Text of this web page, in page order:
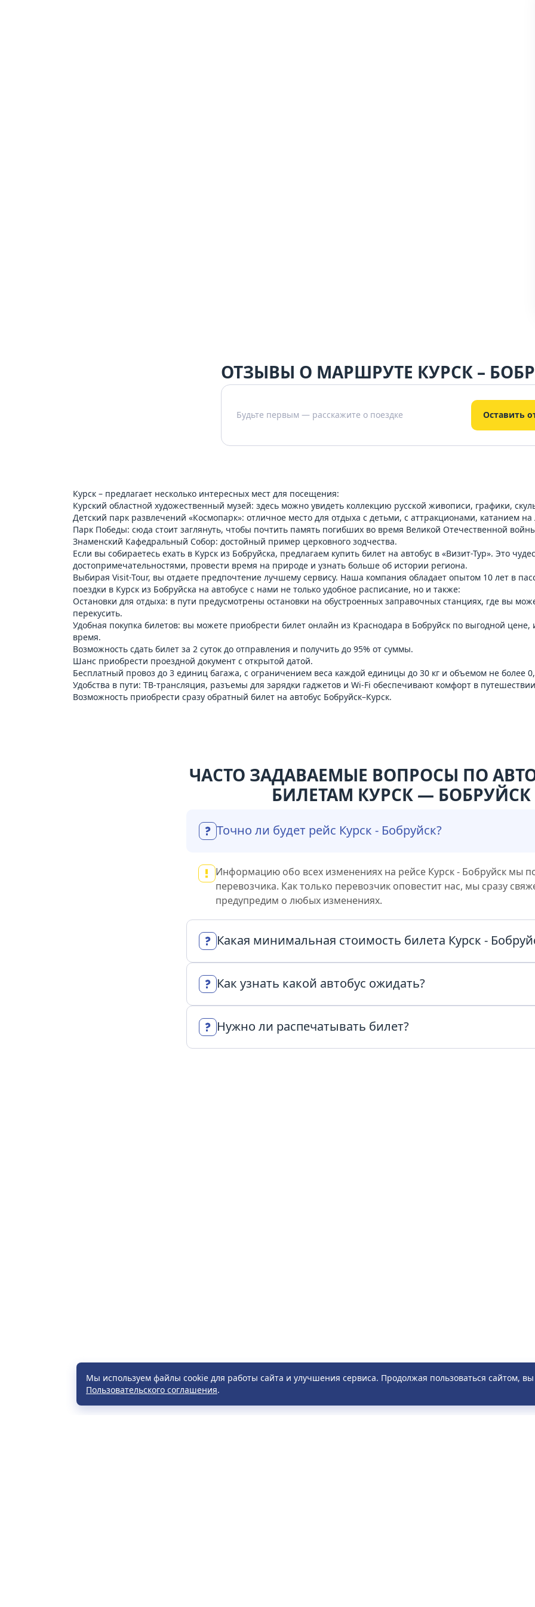
ОТЗЫВЫ О МАРШРУТЕ КУРСК –
Будьте первым — расскажите о поездке Оставить
Курск – предлагает несколько интересных мест для посещения:
Курский областной художественный музей: здесь можно увидеть коллекцию русской живописи, графики,
Детский парк развлечений «Космопарк»: отличное место для отдыха с детьми, с аттракционами, катанием
Парк Победы: сюда стоит заглянуть, чтобы почтить память погибших во время Великой Отечественной
Знаменский Кафедральный Собор: достойный пример церковного зодчества.
Если вы собираетесь ехать в Курск из Бобруйска, предлагаем купить билет на автобус в «Визит-Тур». Это
достопримечательностями, провести время на природе и узнать больше об истории региона.
Выбирая Visit-Tour, вы отдаете предпочтение лучшему сервису. Наша компания обладает опытом 10 лет в
поездки в Курск из Бобруйска на автобусе с нами не только удобное расписание, но и также:
Остановки для отдыха: в пути предусмотрены остановки на обустроенных заправочных станциях, где вы
перекусить.
Удобная покупка билетов: вы можете приобрести билет онлайн из Краснодара в Бобруйск по выгодной
время.
Возможность сдать билет за 2 суток до отправления и получить до 95% от суммы.
Шанс приобрести проездной документ с открытой датой.
Бесплатный провоз до 3 единиц багажа, с ограничением веса каждой единицы до 30 кг и объемом не более
Удобства в пути: ТВ-трансляция, разъемы для зарядки гаджетов и Wi-Fi обеспечивают комфорт в
Возможность приобрести сразу обратный билет на автобус Бобруйск–Курск.
ЧАСТО ЗАДАВАЕМЫЕ ВОПРОСЫ ПО
БИЛЕТАМ КУРСК — БОБРУЙСК
Точно ли будет рейс Курск - Бобруйск?
Информацию обо всех изменениях на рейсе Курск - Бобруйск мы
перевозчика. Как только перевозчик оповестит нас, мы сразу
предупредим о любых изменениях.
Какая минимальная стоимость билета Курск -
Мы везём вас из Курск в Бобруйск с комфортом и по честным
выберите дату в поиске и узнайте точную стоимость билета прямо
Как узнать какой автобус ожидать?
Описание автобуса можно уточнить у перевозчика, позвонив по
указанным в билете рейса Курск - Бобруйск или обратившись в
Нужно ли распечатывать билет?
Мы используем файлы cookie для работы сайта и улучшения сервиса. Продолжая пользоваться сайтом,
Пользовательского соглашения.